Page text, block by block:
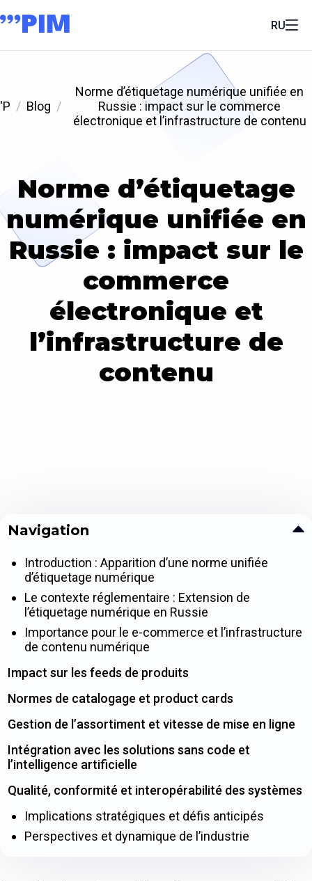
RU
'P Blog
Norme d’étiquetage numérique unifiée en
Russie : impact sur le commerce
électronique et l’infrastructure de contenu
Norme d’étiquetage
numérique unifiée en
Russie : impact sur le
commerce
électronique et
l’infrastructure de
contenu
Navigation
Introduction : Apparition d’une norme unifiée
d’étiquetage numérique
Le contexte réglementaire : Extension de
l’étiquetage numérique en Russie
Importance pour le e-commerce et l’infrastructure
de contenu numérique
Impact sur les feeds de produits
Normes de catalogage et product cards
Gestion de l’assortiment et vitesse de mise en ligne
Intégration avec les solutions sans code et
l’intelligence artificielle
Qualité, conformité et interopérabilité des systèmes
Implications stratégiques et défis anticipés
Perspectives et dynamique de l’industrie